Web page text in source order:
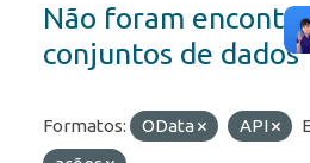
Não foram
conjuntos de dados
Formatos: OData API